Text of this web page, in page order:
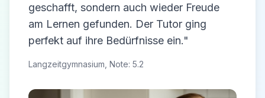
geschafft, sondern auch wieder Freude
am Lernen gefunden. Der Tutor ging
perfekt auf ihre Bedürfnisse ein."
Langzeitgymnasium, Note: 5.2